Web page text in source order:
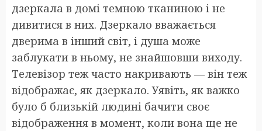
дзеркала в домі темною тканиною і не
дивитися в них. Дзеркало вважається
дверима в інший світ, і душа може
заблукати в ньому, не знайшовши виходу.
Телевізор теж часто накривають — він теж
відображає, як дзеркало. Уявіть, як важко
було б близькій людині бачити своє
відображення в момент, коли вона ще не